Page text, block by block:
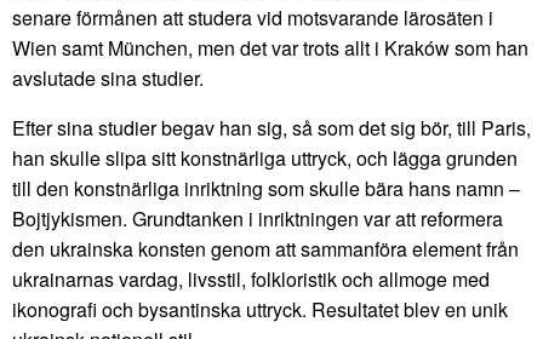
senare förmånen att studera vid motsvarande lärosäten i
Wien samt München, men det var trots allt i Kraków som han
avslutade sina studier.
Efter sina studier begav han sig, så som det sig bör, till Paris,
han skulle slipa sitt konstnärliga uttryck, och lägga grunden
till den konstnärliga inriktning som skulle bära hans namn –
Bojtjykismen. Grundtanken i inriktningen var att reformera
den ukrainska konsten genom att sammanföra element från
ukrainarnas vardag, livsstil, folkloristik och allmoge med
ikonografi och bysantinska uttryck. Resultatet blev en unik